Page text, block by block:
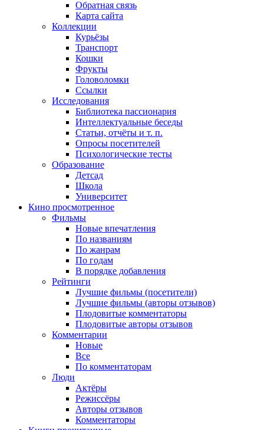
Обратная связь
Карта сайта
Коллекции
Курьёзы
Транспорт
Кошки
Фрукты
Головоломки
Ссылки
Исследования
Библиотека пассионария
Интеллектуальные беседы
Статьи, отчёты и т. п.
Опросы посетителей
Психологические тесты
Образование
Детсад
Школа
Университет
Кино просмотренное
Фильмы
Новые впечатления
По названиям
По жанрам
По годам
В порядке добавления
Рейтинги
Лучшие фильмы (посетители)
Лучшие фильмы (авторы отзывов)
Плодовитые комментаторы
Плодовитые авторы отзывов
Комментарии
Новые
Все
По комментаторам
Люди
Актёры
Режиссёры
Авторы отзывов
Комментаторы